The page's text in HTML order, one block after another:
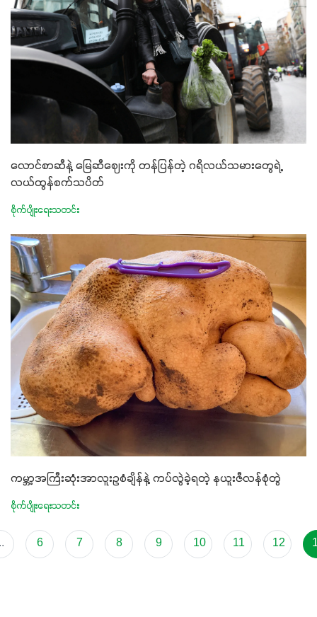
လောင်စာဆီနဲ့ မြေဆီဈေးကို တန်ပြန်တဲ့ ဂရိလယ်သမားတွေရဲ့
လယ်ထွန်စက်သပိတ်
စိုက်ပျိုးရေးသတင်း
ကမ္ဘာ့အကြီးဆုံးအာလူးဥစံချိန်နဲ့ ကပ်လွဲခဲ့ရတဲ့ နယူးဇီလန်စုံတွဲ
စိုက်ပျိုးရေးသတင်း
6 7 8 9 10 11 12